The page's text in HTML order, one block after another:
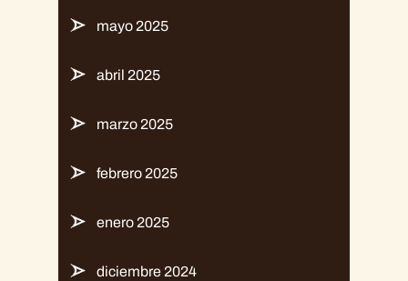
mayo 2025
abril 2025
marzo 2025
febrero 2025
enero 2025
diciembre 2024